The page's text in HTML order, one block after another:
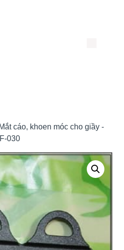
Mắt cáo, khoen móc cho giầy -
030